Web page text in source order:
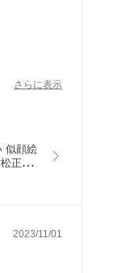
さらに表示
似顔絵
正寛
2023/11/01